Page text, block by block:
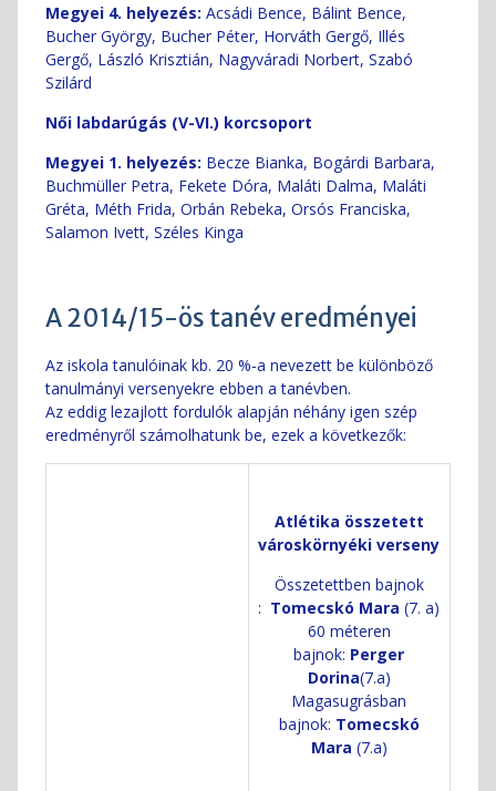
Megyei 4. helyezés: Acsádi Bence, Bálint Bence,
Bucher György, Bucher Péter, Horváth Gergő, Illés
Gergő, László Krisztián, Nagyváradi Norbert, Szabó
Szilárd
Női labdarúgás (V-VI.) korcsoport
Megyei 1. helyezés: Becze Bianka, Bogárdi Barbara,
Buchmüller Petra, Fekete Dóra, Maláti Dalma, Maláti
Gréta, Méth Frida, Orbán Rebeka, Orsós Franciska,
Salamon Ivett, Széles Kinga
A 2014/15-ös tanév eredményei
Az iskola tanulóinak kb. 20 %-a nevezett be különböző
tanulmányi versenyekre ebben a tanévben.
Az eddig lezajlott fordulók alapján néhány igen szép
eredményről számolhatunk be, ezek a következők:
Atlétika összetett
városkörnyéki verseny
Összetettben bajnok
: Tomecskó Mara (7. a)
60 méteren
bajnok: Perger
Dorina(7.a)
Magasugrásban
bajnok: Tomecskó
Mara (7.a)